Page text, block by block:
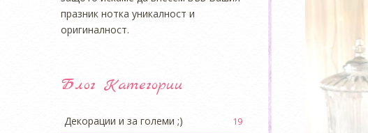
празник нотка уникалност и
оригиналност.
Блог Категории
Декорации и за големи ;) 19